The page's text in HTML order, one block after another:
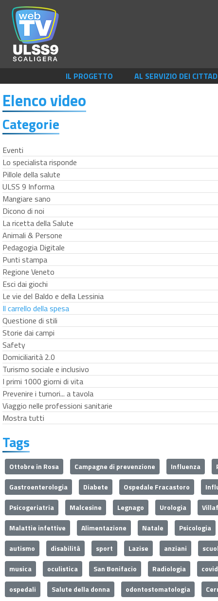
IL PROGETTO AL SERVIZIO DEI
Elenco video
Categorie
Eventi
Lo specialista risponde
Pillole della salute
ULSS 9 Informa
Mangiare sano
Dicono di noi
La ricetta della Salute
Animali & Persone
Pedagogia Digitale
Punti stampa
Regione Veneto
Esci dai giochi
Le vie del Baldo e della Lessinia
Il carrello della spesa
Questione di stili
Storie dai campi
Safety
Domiciliarità 2.0
Turismo sociale e inclusivo
I primi 1000 giorni di vita
Prevenire i tumori... a tavola
Viaggio nelle professioni sanitarie
Mostra tutti
Tags
Ottobre in Rosa Campagne di prevenzione Influenza
Gastroenterologia
Diabete Ospedale Fracastoro
Psicogeriatria
Malcesine Legnago Urologia
Malattie infettive
Alimentazione Natale
Psicologia
autismo
disabilità sport Lazise anziani
musica
oculistica San Bonifacio Radiologia
ospedali
Salute della donna odontostomatologia